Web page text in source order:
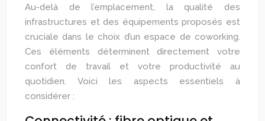
Au-delà de l’emplacement, la qualité des
infrastructures et des équipements proposés est
cruciale dans le choix d’un espace de coworking.
Ces éléments déterminent directement votre
confort de travail et votre productivité au
quotidien. Voici les aspects essentiels à
considérer :